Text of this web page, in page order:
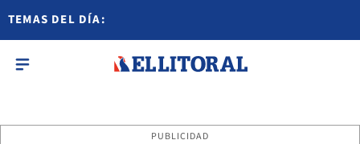
TEMAS DEL DÍA:
PUBLICIDAD